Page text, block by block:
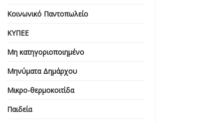
Κοινωνικό Παντοπωλείο
ΚΥΠΕΕ
Μη κατηγοριοποιημένο
Μηνύματα Δημάρχου
Μικρο-θερμοκοιτίδα
Παιδεία